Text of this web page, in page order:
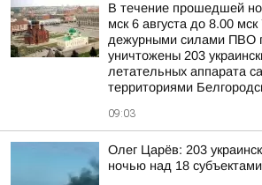
В течение прошедшей
мск 6 августа до 8.00 мск
дежурными силами ПВО
уничтожены 203
летательных аппарата
территориями
09:03
Олег Царёв: 203
ночью над 18